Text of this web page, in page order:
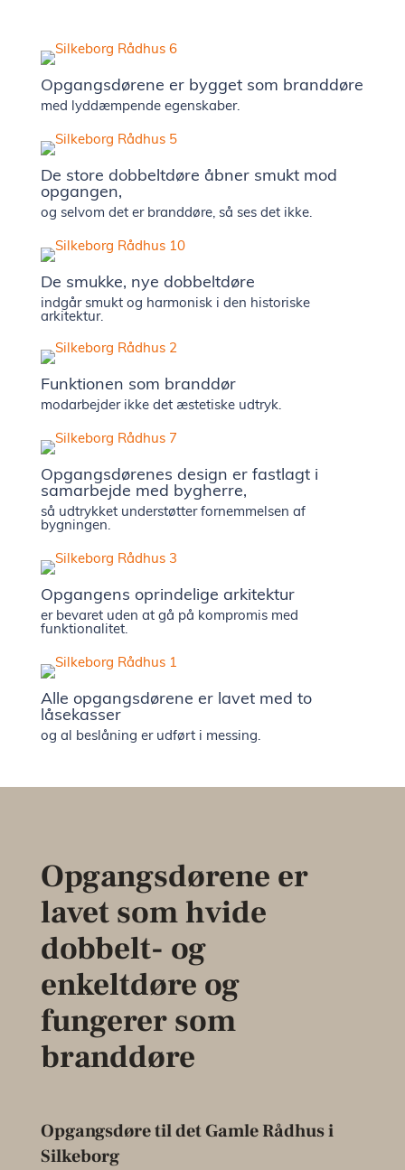
Opgangsdørene er bygget som branddøre
med lyddæmpende egenskaber.
De store dobbeltdøre åbner smukt mod
opgangen,
og selvom det er branddøre, så ses det ikke.
De smukke, nye dobbeltdøre
indgår smukt og harmonisk i den historiske
arkitektur.
Funktionen som branddør
modarbejder ikke det æstetiske udtryk.
Opgangsdørenes design er fastlagt i
samarbejde med bygherre,
så udtrykket understøtter fornemmelsen af
bygningen.
Opgangens oprindelige arkitektur
er bevaret uden at gå på kompromis med
funktionalitet.
Alle opgangsdørene er lavet med to
låsekasser
og al beslåning er udført i messing.
Opgangsdørene er
lavet som hvide
dobbelt- og
enkeltdøre og
fungerer som
branddøre
Opgangsdøre til det Gamle Rådhus i
Silkeborg